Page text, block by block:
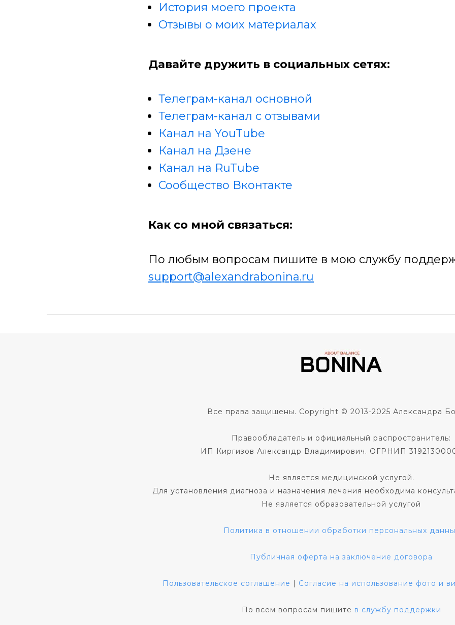
История моего проекта
Отзывы о моих материалах
Давайте дружить в социальных сетях:
Телеграм-канал основной
Телеграм-канал с отзывами
Канал на YouTube
Канал на Дзене
Канал на RuTube
Сообщество Вконтакте
Как со мной связаться:
По любым вопросам пишите в мою службу
support@alexandrabonina.ru
Все права защищены. Copyright © 2013-2025 Александра
Правообладатель и официальный распространитель:
ИП Киргизов Александр Владимирович. ОГРНИП
Не является медицинской услугой.
Для установления диагноза и назначения лечения необходима
Не является образовательной услугой
Политика в отношении обработки персональных
Публичная оферта на заключение договора
Пользовательское соглашение | Согласие на использование фото и
По всем вопросам пишите в службу поддержки